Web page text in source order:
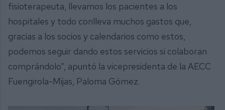
fisioterapeuta, llevamos los pacientes a los
hospitales y todo conlleva muchos gastos que,
gracias a los socios y calendarios como estos,
podemos seguir dando estos servicios si colaboran
comprándolo”, apuntó la vicepresidenta de la AECC
Fuengirola-Mijas, Paloma Gómez.